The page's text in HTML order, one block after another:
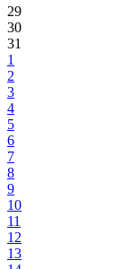
29
30
31
1
2
3
4
5
6
7
8
9
10
11
12
13